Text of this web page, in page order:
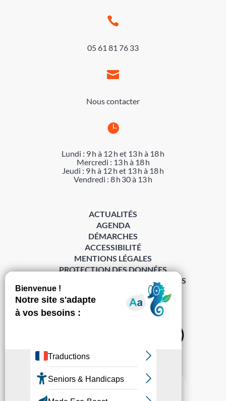

05 61 81 76 33

Nous contacter

Lundi : 9 h à 12 h et 13 h à 18 h
Mercredi : 13 h à 18 h
Jeudi : 9 h à 12 h et 13 h à 18 h
Vendredi : 8 h 30 à 13 h
S’abonner à la Gazette ›
ACTUALITÉS
AGENDA
DÉMARCHES
ACCESSIBILITÉ
MENTIONS LÉGALES
PROTECTION DES DONNÉES
POLITIQUE DE GESTION DES COOKIES